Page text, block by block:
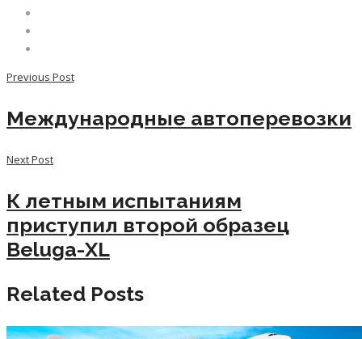
Previous Post
Международные автоперевозки
Next Post
К летным испытаниям
приступил второй образец
Beluga-XL
Related Posts